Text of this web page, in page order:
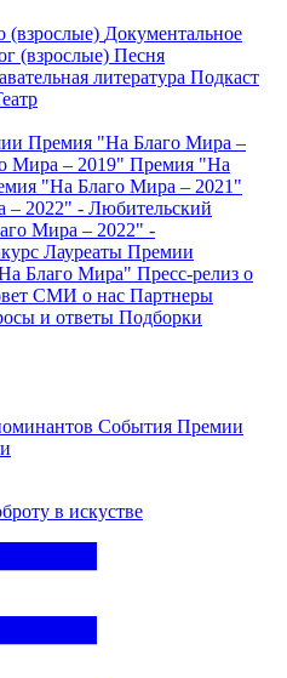
(взрослые) Документальное
(взрослые) Песня
литература Подкаст
Премия "На Благо Мира –
Мира – 2019" Премия "На
"На Благо Мира – 2021"
2022" - Любительский
Мира – 2022" -
Лауреаты Премии
Благо Мира" Пресс-релиз о
СМИ о нас Партнеры
и ответы Подборки
События Премии
в искустве